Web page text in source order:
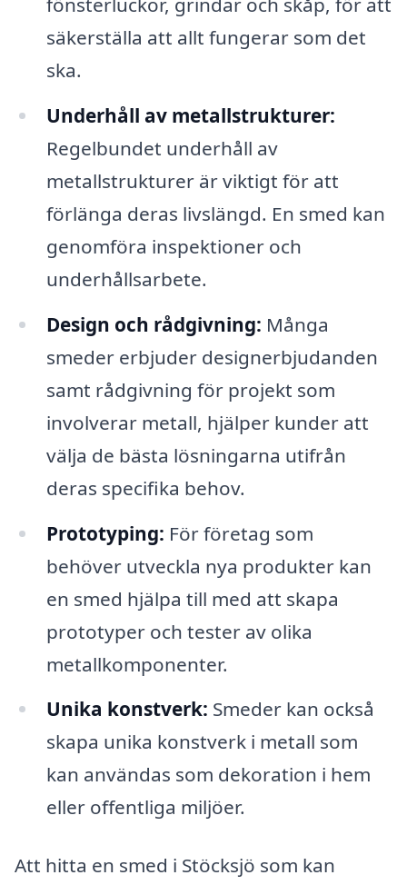
säkerställa att allt fungerar som det
ska.
Underhåll av metallstrukturer:
Regelbundet underhåll av
metallstrukturer är viktigt för att
förlänga deras livslängd. En smed kan
genomföra inspektioner och
underhållsarbete.
Design och rådgivning: Många
smeder erbjuder designerbjudanden
samt rådgivning för projekt som
involverar metall, hjälper kunder att
välja de bästa lösningarna utifrån
deras specifika behov.
Prototyping: För företag som
behöver utveckla nya produkter kan
en smed hjälpa till med att skapa
prototyper och tester av olika
metallkomponenter.
Unika konstverk: Smeder kan också
skapa unika konstverk i metall som
kan användas som dekoration i hem
eller offentliga miljöer.
Att hitta en smed i Stöcksjö som kan